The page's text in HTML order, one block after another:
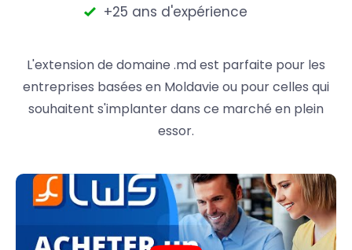
+25 ans d'expérience
L'extension de domaine .md est parfaite pour les
entreprises basées en Moldavie ou pour celles qui
souhaitent s'implanter dans ce marché en plein
essor.